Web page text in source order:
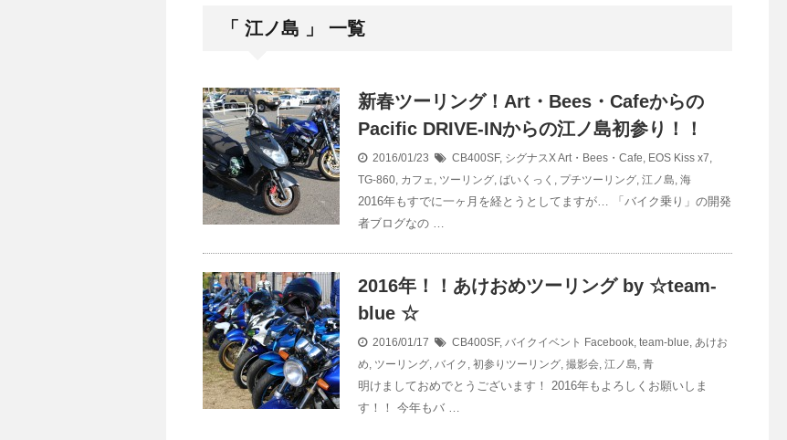
「 江ノ島 」 一覧
新春ツーリング！Art・Bees・Cafeからの
Pacific DRIVE-INからの江ノ島初参り！！
2016/01/23 CB400SF, シグナスXArt・Bees・Cafe, EOS Kiss x7,
TG-860, カフェ, ツーリング, ばいくっく , プチツーリング, 江ノ島, 海
2016年もすでに一ヶ月を経とうとしてますが… 「バイク乗り」の開発
者ブログなの …
2016年！！あけおめツーリング by ☆team-
blue ☆
2016/01/17 CB400SF, バイクイベント Facebook, team-blue, あけお
め, ツーリング, バイク , 初参りツーリング, 撮影会, 江ノ島, 青
明けましておめでとうございます！ 2016年もよろしくお願いしま
す！！ 今年もバ …